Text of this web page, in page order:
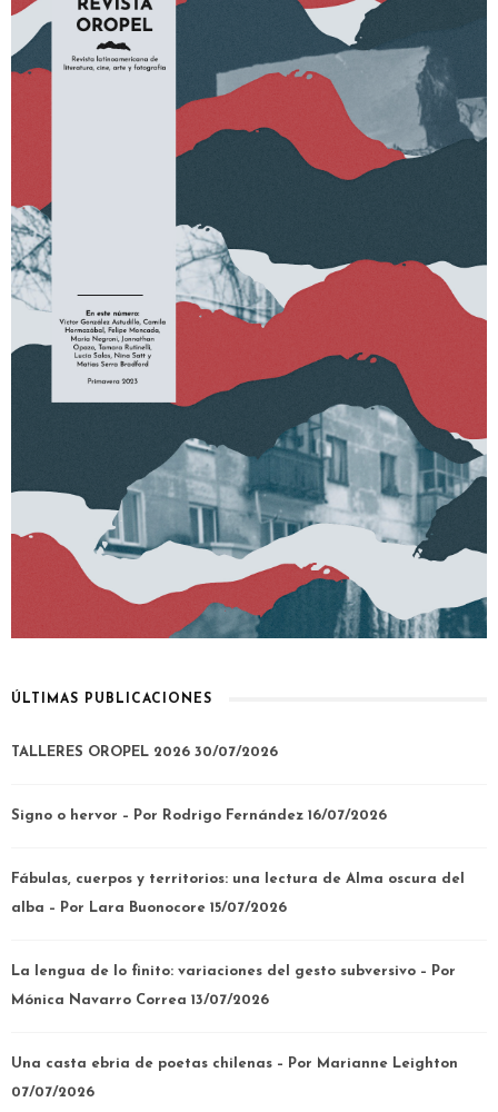
ÚLTIMAS PUBLICACIONES
TALLERES OROPEL 2026 30/07/2026
Signo o hervor – Por Rodrigo Fernández 16/07/2026
Fábulas, cuerpos y territorios: una lectura de Alma oscura del
alba – Por Lara Buonocore 15/07/2026
La lengua de lo finito: variaciones del gesto subversivo – Por
Mónica Navarro Correa 13/07/2026
Una casta ebria de poetas chilenas – Por Marianne Leighton
07/07/2026